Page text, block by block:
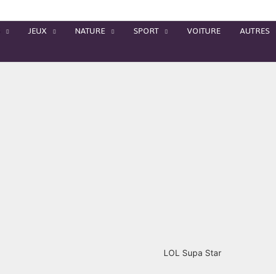
JEUX NATURE SPORT VOITURE AUTRES
LOL Supa Star